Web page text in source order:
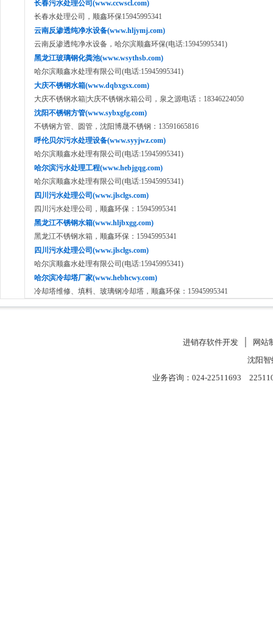
长春污水处理公司(www.ccwscl.com)
长春水处理公司，顺鑫环保15945995341
云南反渗透纯净水设备(www.hljymj.com)
云南反渗透纯净水设备，哈尔滨顺鑫环保(电话:15945995341)
黑龙江玻璃钢化粪池(www.wsythsb.com)
哈尔滨顺鑫水处理有限公司(电话:15945995341)
大庆不锈钢水箱(www.dqbxgsx.com)
大庆不锈钢水箱|大庆不锈钢水箱公司，泉之源电话：18346224050
沈阳不锈钢方管(www.sybxgfg.com)
不锈钢方管、圆管，沈阳博晟不锈钢：13591665816
呼伦贝尔污水处理设备(www.syyjwz.com)
哈尔滨顺鑫水处理有限公司(电话:15945995341)
哈尔滨污水处理工程(www.hebjgqg.com)
哈尔滨顺鑫水处理有限公司(电话:15945995341)
四川污水处理公司(www.jlsclgs.com)
四川污水处理公司，顺鑫环保：15945995341
黑龙江不锈钢水箱(www.hljbxgg.com)
黑龙江不锈钢水箱，顺鑫环保：15945995341
四川污水处理公司(www.jlsclgs.com)
哈尔滨顺鑫水处理有限公司(电话:15945995341)
哈尔滨冷却塔厂家(www.hebhcwy.com)
冷却塔维修、填料、玻璃钢冷却塔，顺鑫环保：15945995341
进销存软件开发│
网站
沈阳
业务咨询：024-22511693